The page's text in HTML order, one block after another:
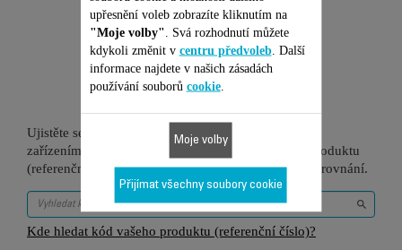
Je vhodné pro 1
produktů
Ujistěte se, že je tato položka kompatibilní s vaším
zařízením/produktem. Zadejte prosím kód vašeho produktu
(referenční číslo) do vyhledávacího pole níže pro porovnání.
Kde hledat kód vašeho produktu (referenční číslo)?
upřesnění voleb zobrazíte kliknutím na
"Moje volby" . Svá rozhodnutí můžete
kdykoli změnit v centru předvoleb. Další
informace najdete v našich zásadách
používání souborů cookie.
Moje volby
Přijímat všechny soubory cookie